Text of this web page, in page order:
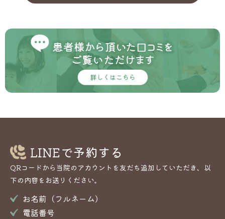
LINEで予約する
QRコードから当院のアカウントを友だち追加していただき、以
下の内容をお送りください。
お名前（フルネーム）
電話番号